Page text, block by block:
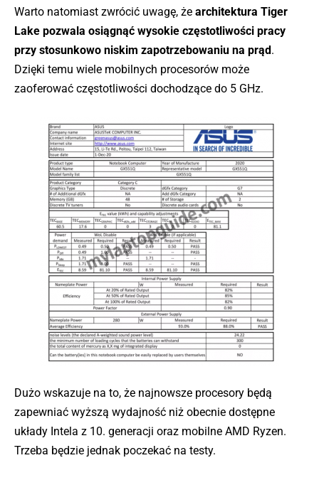
Warto natomiast zwrócić uwagę, że architektura Tiger
Lake pozwala osiągnąć wysokie częstotliwości pracy
przy stosunkowo niskim zapotrzebowaniu na prąd.
Dzięki temu wiele mobilnych procesorów może
zaoferować częstotliwości dochodzące do 5 GHz.
Dużo wskazuje na to, że najnowsze procesory będą
zapewniać wyższą wydajność niż obecnie dostępne
układy Intela z 10. generacji oraz mobilne AMD Ryzen.
Trzeba będzie jednak poczekać na testy.